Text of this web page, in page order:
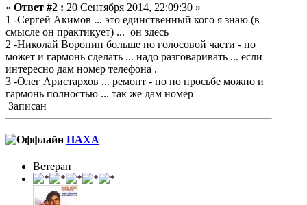
« Ответ #2 : 20 Сентября 2014, 22:09:30 »
1 -Сергей Акимов ... это единственный кого я знаю (в
смысле он практикует) ... он здесь
2 -Николай Воронин больше по голосовой части - но
может и гармонь сделать ... надо разговаривать ... если
интересно дам номер телефона .
3 -Олег Аристархов ... ремонт - но по просьбе можно и
гармонь полностью ... так же дам номер
Записан
ПАХА
Ветеран